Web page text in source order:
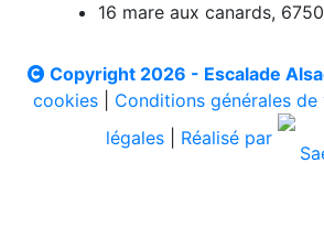
16 mare aux canards,
Copyright 2026 - Escalade
cookies| Conditions générales de
légales
Réalisé par